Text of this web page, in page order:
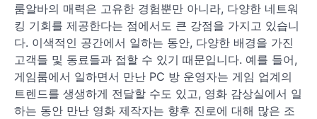
룸알바의 매력은 고유한 경험뿐만 아니라, 다양한 네트워
킹 기회를 제공한다는 점에서도 큰 강점을 가지고 있습니
다. 이색적인 공간에서 일하는 동안, 다양한 배경을 가진
고객들 및 동료들과 접할 수 있기 때문입니다. 예를 들어,
게임룸에서 일하면서 만난 PC 방 운영자는 게임 업계의
트렌드를 생생하게 전달할 수도 있고, 영화 감상실에서 일
하는 동안 만난 영화 제작자는 향후 진로에 대해 많은 조